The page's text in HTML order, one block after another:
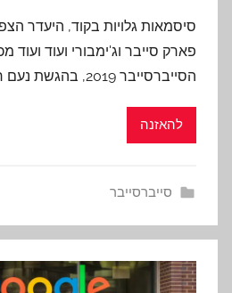
סיסמאות גלויות בקוד, היעדר
פארק סייבר וג'ימבורי ועוד
הסייברסייבר 2019, בהגשת נעם רותם ורן בר-זיק
להאזנה
סייברסייבר